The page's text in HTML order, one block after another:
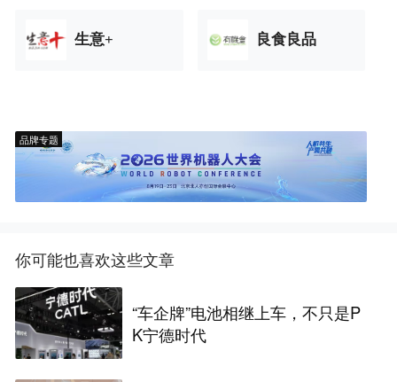
生意+ 良食良品
品牌专题
你可能也喜欢这些文章
“车企牌”电池相继上车，不只是P
K宁德时代